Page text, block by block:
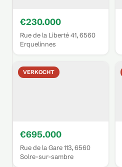
€230.000
Rue de la Liberté 41, 6560
Erquelinnes
VERKOCHT
€695.000
Rue de la Gare 113, 6560
Solre-sur-sambre